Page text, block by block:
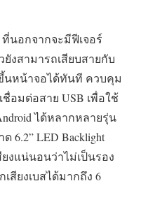
นอกจากจะมีฟีเจอร์
งสามารถเสียบสายกับ
นหน้าจอได้ทันที ควบคุม
ชื่อมต่อสาย USB เพื่อใช้
ได้หลากหลายรุ่น
6.2” LED Backlight
ยงแน่นอนว่าไม่เป็นรอง
เสียงเบสได้มากถึง 6